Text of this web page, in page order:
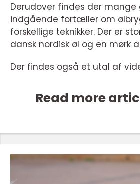
Derudover findes der mange
indgående fortæller om
forskellige teknikker. Der er
dansk nordisk øl og en mørk
Der findes også et utal af
Read more